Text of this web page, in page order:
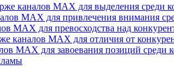
каналов MAX для выделения среди
MAX для привлечения внимания
MAX для превосходства над
каналов MAX для отличия от
MAX для завоевания позиций среди